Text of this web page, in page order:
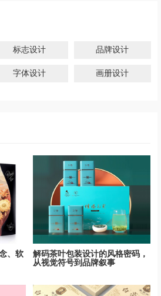
标志设计 品牌设计
字体设计 画册设计
、软
解码茶叶包装设计的风格密码，
从视觉符号到品牌叙事